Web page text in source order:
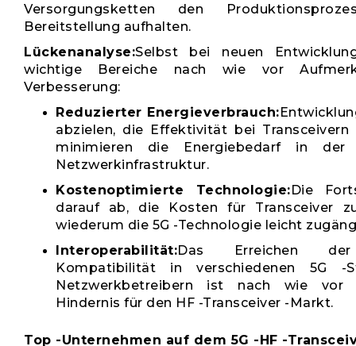
Versorgungsketten den
Bereitstellung aufhalten.
Lückenanalyse:Selbst bei neuen
wichtige Bereiche nach wie vor
Verbesserung:
Reduzierter Energieverbrauch:
abzielen, die Effektivität bei Transceivern
minimieren die Energiebedarf in der
Netzwerkinfrastruktur.
Kostenoptimierte Technologie:Die
darauf ab, die Kosten für Transceiver
wiederum die 5G -Technologie leicht
Interoperabilität:Das Erreichen der
Kompatibilität in verschiedenen 5G -
Netzwerkbetreibern ist nach wie vor
Hindernis für den HF -Transceiver -Markt.
Top -Unternehmen auf dem 5G -HF -